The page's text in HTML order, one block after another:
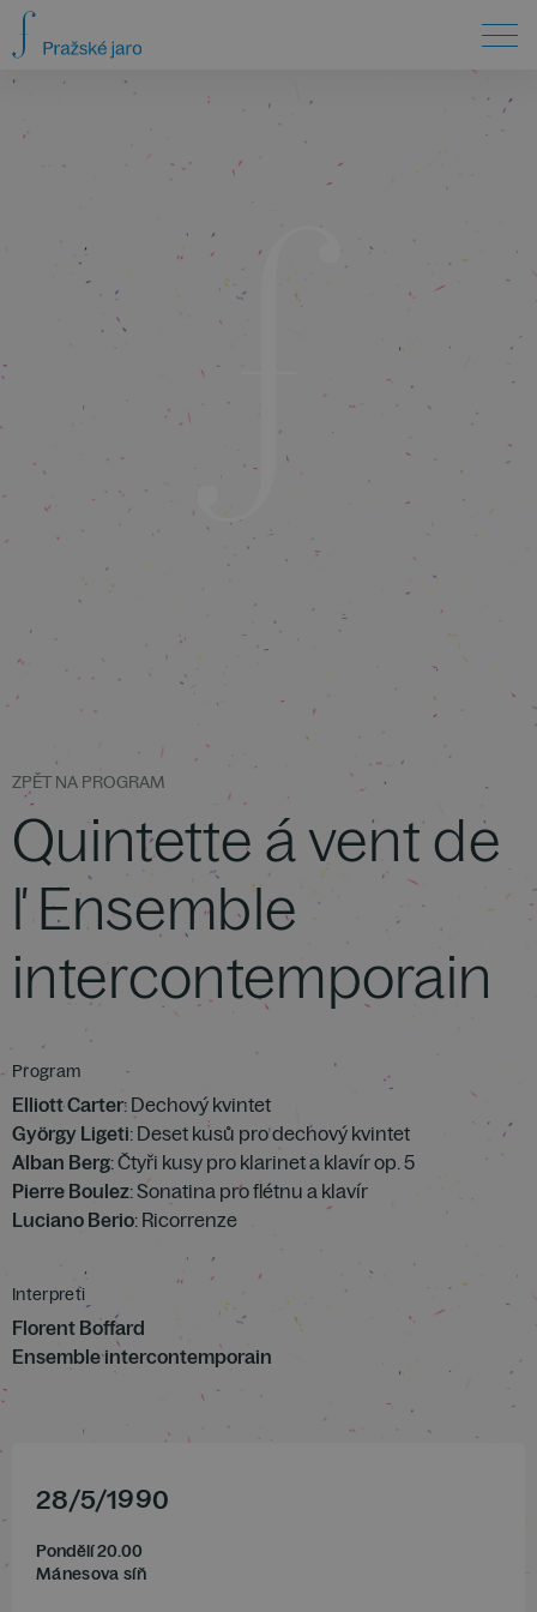
ZPĚT NA PROGRAM
Quintette á vent de
ľ Ensemble
intercontemporain
Program
Elliott Carter: Dechový kvintet
György Ligeti: Deset kusů pro dechový kvintet
Alban Berg: Čtyři kusy pro klarinet a klavír op. 5
Pierre Boulez: Sonatina pro flétnu a klavír
Luciano Berio: Ricorrenze
Interpreti
Florent Boffard
Ensemble intercontemporain
28/5/1990
Pondělí 20.00
Mánesova síň